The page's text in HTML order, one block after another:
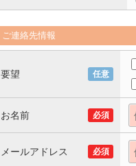
ご連絡先情報
要望 任意
お名前 必須
メールアドレス 必須